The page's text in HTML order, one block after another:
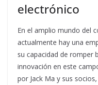
electrónico
En el amplio mundo del
actualmente hay una
su capacidad de romper
innovación en este
por Jack Ma y sus